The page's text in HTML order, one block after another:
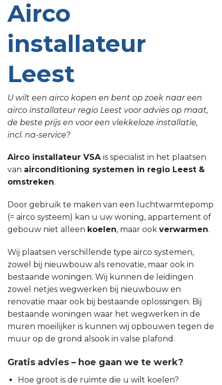
Airco
installateur
Leest
U wilt een airco kopen en bent op zoek naar een
airco installateur regio Leest voor advies op maat,
de beste prijs en voor een vlekkeloze installatie,
incl. na-service?
Airco installateur VSA is specialist in het plaatsen
van airconditioning systemen in regio Leest &
omstreken.
Door gebruik te maken van een luchtwarmtepomp
(= airco systeem) kan u uw woning, appartement of
gebouw niet alleen koelen, maar ook verwarmen.
Wij plaatsen verschillende type airco systemen,
zowel bij nieuwbouw als renovatie, maar ook in
bestaande woningen. Wij kunnen de leidingen
zowel netjes wegwerken bij nieuwbouw en
renovatie maar ook bij bestaande oplossingen. Bij
bestaande woningen waar het wegwerken in de
muren moeilijker is kunnen wij opbouwen tegen de
muur op de grond alsook in valse plafond.
Gratis advies – hoe gaan we te werk?
Hoe groot is de ruimte die u wilt koelen?